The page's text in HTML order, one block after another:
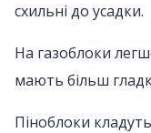
схильні до усадки.
На газоблоки
мають більш
Піноблоки